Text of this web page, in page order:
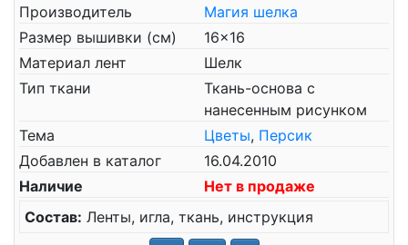
Производитель
Магия шелка
Размер вышивки (см)
16x16
Материал лент
Шелк
Тип ткани
Ткань-основа с
нанесенным рисунком
Тема
Цветы, Персик
Добавлен в каталог
16.04.2010
Наличие
Нет в продаже
Состав: Ленты, игла, ткань, инструкция